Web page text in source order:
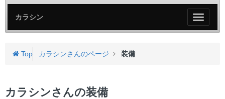
My
ペ
カラシン
Top カラシンさんのページ 装備
カラシンさんの装備